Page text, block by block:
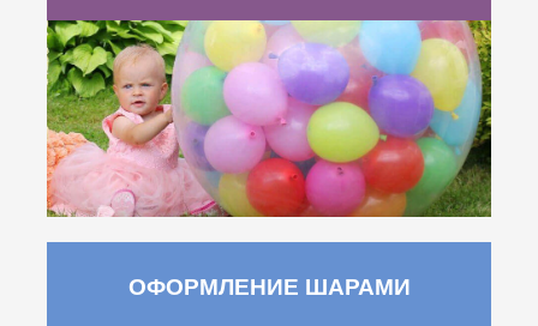
ОФОРМЛЕНИЕ ШАРАМИ